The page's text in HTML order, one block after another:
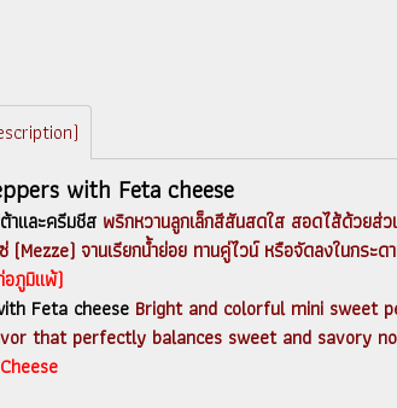
with Feta cheese
าและครีมชีส พริกหวานลูกเล็กสีสันสดใส สอดไส้ด้วยส่
ซ่ (Mezze) จานเรียกน้ำย่อย ทานคู่ไวน์ หรือจัดลงในกร
อภูมิแพ้)
Feta cheese Bright and colorful mini sweet
that perfectly balances sweet and savory